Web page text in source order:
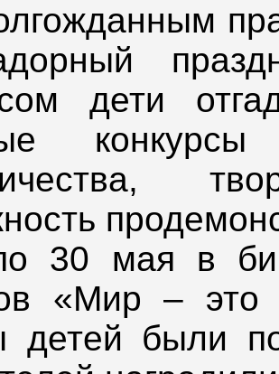
дети
30 мая в
«Мир –
детей были